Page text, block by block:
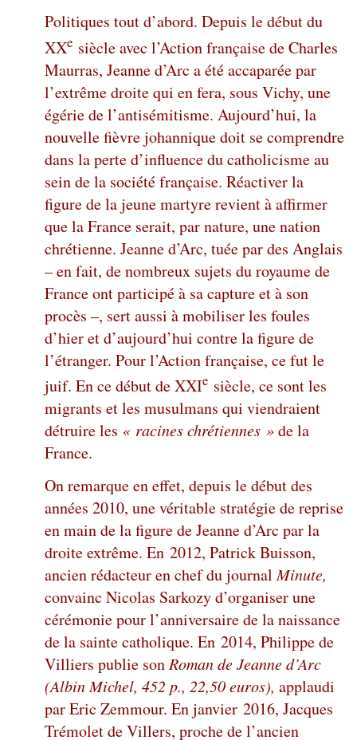
Politiques tout d’abord. Depuis le début du
XXe siècle avec l’Action française de Charles
Maurras, Jeanne d’Arc a été accaparée par
l’extrême droite qui en fera, sous Vichy, une
égérie de l’antisémitisme. Aujourd’hui, la
nouvelle fièvre johannique doit se comprendre
dans la perte d’influence du catholicisme au
sein de la société française. Réactiver la
figure de la jeune martyre revient à affirmer
que la France serait, par nature, une nation
chrétienne. Jeanne d’Arc, tuée par des Anglais
– en fait, de nombreux sujets du royaume de
France ont participé à sa capture et à son
procès –, sert aussi à mobiliser les foules
d’hier et d’aujourd’hui contre la figure de
l’étranger. Pour l’Action française, ce fut le
juif. En ce début de XXIe siècle, ce sont les
migrants et les musulmans qui viendraient
détruire les « racines chrétiennes »de la
France.
On remarque en effet, depuis le début des
années 2010, une véritable stratégie de reprise
en main de la figure de Jeanne d’Arc par la
droite extrême. En 2012, Patrick Buisson,
ancien rédacteur en chef du journalMinute,
convainc Nicolas Sarkozy d’organiser une
cérémonie pour l’anniversaire de la naissance
de la sainte catholique. En 2014, Philippe de
Villiers publie son Roman de Jeanne d’Arc
(Albin Michel, 452 p., 22,50 euros), applaudi
par Eric Zemmour. En janvier 2016, Jacques
Trémolet de Villers, proche de l’ancien